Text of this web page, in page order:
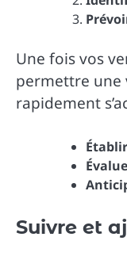
Une fois vos
permettre une
rapidement
Suivre et